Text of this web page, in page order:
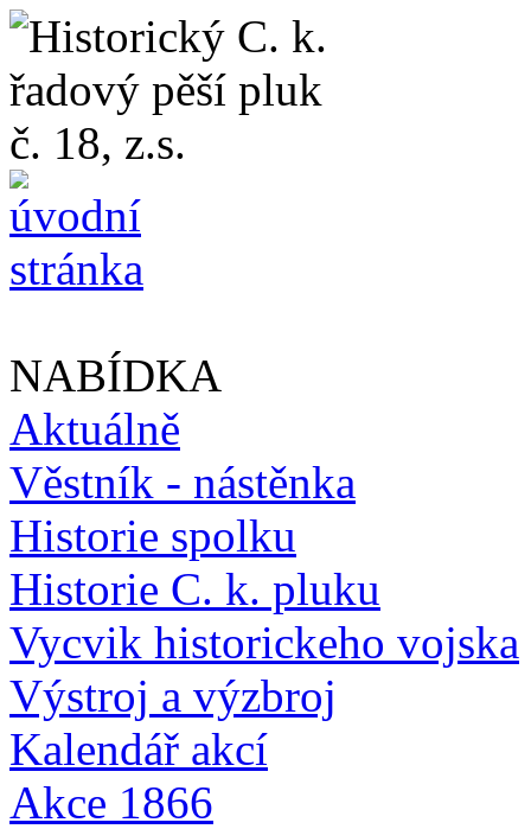
NABÍDKA
Aktuálně
Věstník - nástěnka
Historie spolku
Historie C. k. pluku
Vycvik historickeho vojska
Výstroj a výzbroj
Kalendář akcí
Akce 1866